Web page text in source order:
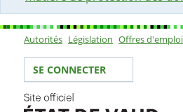
Sous-navigation
Autorités Législation Offres d'emploi
Votre identité
SE CONNECTER